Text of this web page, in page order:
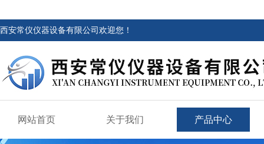
西安常仪仪器设备有限公司欢迎您！
网站首页 关于我们 产品中心